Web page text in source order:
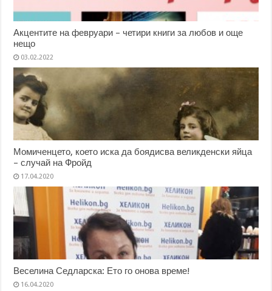
Акцентите на февруари – четири книги за любов и още
нещо
03.02.2022
Момиченцето, което иска да боядисва великденски яйца
– случай на Фройд
17.04.2020
Веселина Седларска: Ето го онова време!
16.04.2020